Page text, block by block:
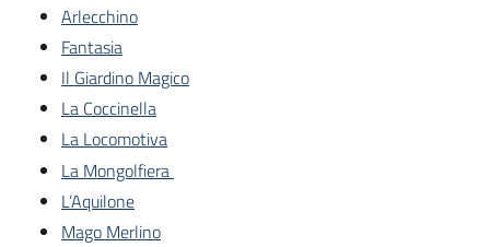
Arlecchino
Fantasia
Il Giardino Magico
La Coccinella
La Locomotiva
La Mongolfiera
L’Aquilone
Mago Merlino